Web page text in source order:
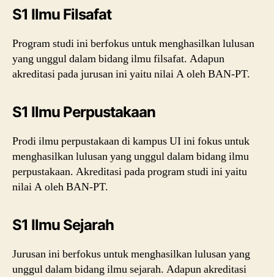
S1 Ilmu Filsafat
Program studi ini berfokus untuk menghasilkan lulusan
yang unggul dalam bidang ilmu filsafat. Adapun
akreditasi pada jurusan ini yaitu nilai A oleh BAN-PT.
S1 Ilmu Perpustakaan
Prodi ilmu perpustakaan di kampus UI ini fokus untuk
menghasilkan lulusan yang unggul dalam bidang ilmu
perpustakaan. Akreditasi pada program studi ini yaitu
nilai A oleh BAN-PT.
S1 Ilmu Sejarah
Jurusan ini berfokus untuk menghasilkan lulusan yang
unggul dalam bidang ilmu sejarah. Adapun akreditasi